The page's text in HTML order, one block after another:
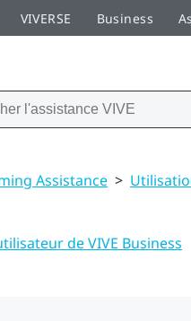
VIVERSE Business
Assistance >
de VIVE Business